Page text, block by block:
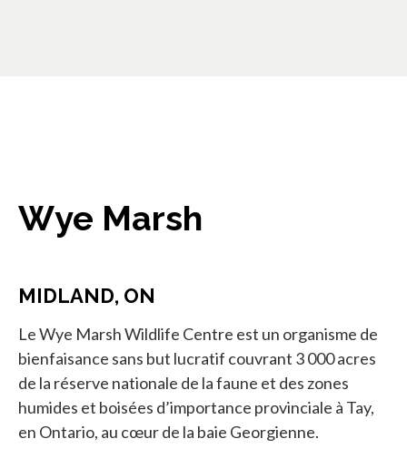
Wye Marsh
MIDLAND, ON
Le Wye Marsh Wildlife Centre est un organisme de
bienfaisance sans but lucratif couvrant 3 000 acres
de la réserve nationale de la faune et des zones
humides et boisées d’importance provinciale à Tay,
en Ontario, au cœur de la baie Georgienne.